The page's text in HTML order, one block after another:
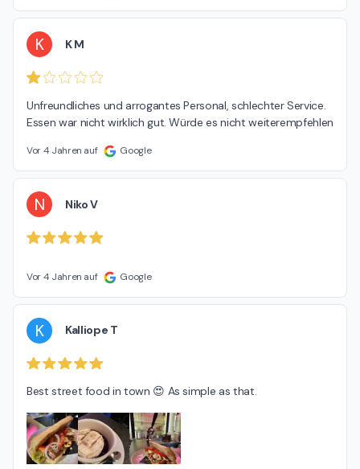
K K M
Unfreundliches und arrogantes Personal, schlechter Service.
Essen war nicht wirklich gut. Würde es nicht weiterempfehlen
Vor 4 Jahren auf Google
N Niko V
Vor 4 Jahren auf Google
K Kalliope T
Best street food in town 😍 As simple as that.